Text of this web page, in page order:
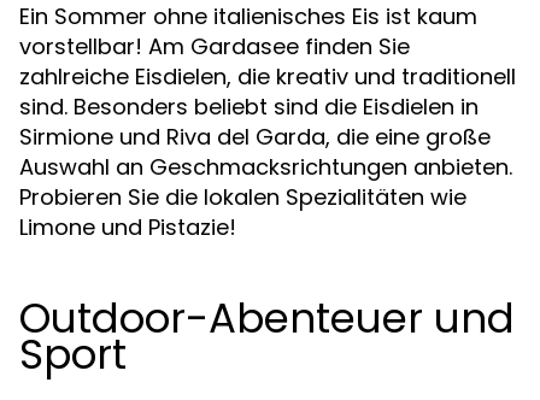
Ein Sommer ohne italienisches Eis ist kaum
vorstellbar! Am Gardasee finden Sie
zahlreiche Eisdielen, die kreativ und traditionell
sind. Besonders beliebt sind die Eisdielen in
Sirmione und Riva del Garda, die eine große
Auswahl an Geschmacksrichtungen anbieten.
Probieren Sie die lokalen Spezialitäten wie
Limone und Pistazie!
Outdoor-Abenteuer und
Sport